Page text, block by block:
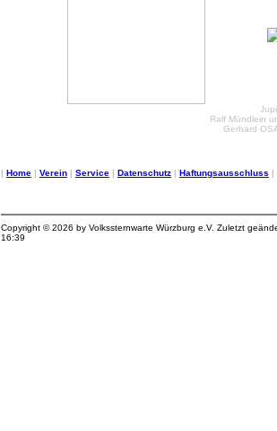
Ralf Mündlein
Gerhard
| Home | Verein | Service | Datenschutz | Haftungsausschluss |
Copyright © 2026 by Volkssternwarte Würzburg e.V. Zuletzt
16:39